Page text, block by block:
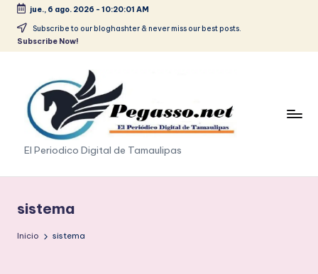
Saltar
jue., 6 ago. 2026 - 10:20:02 AM
Subscribe to our bloghashter & never miss our best posts.
Subscribe Now!
p
e
g
s
El Periodico Digital de Tamaulipas
sistema
Inicio sistema